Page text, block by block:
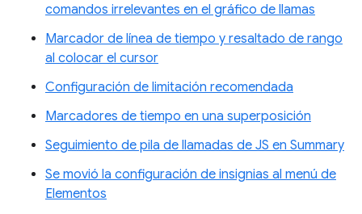
comandos irrelevantes en el gráfico de llamas
Marcador de línea de tiempo y resaltado de rango
al colocar el cursor
Configuración de limitación recomendada
Marcadores de tiempo en una superposición
Seguimiento de pila de llamadas de JS en Summary
Se movió la configuración de insignias al menú de
Elementos